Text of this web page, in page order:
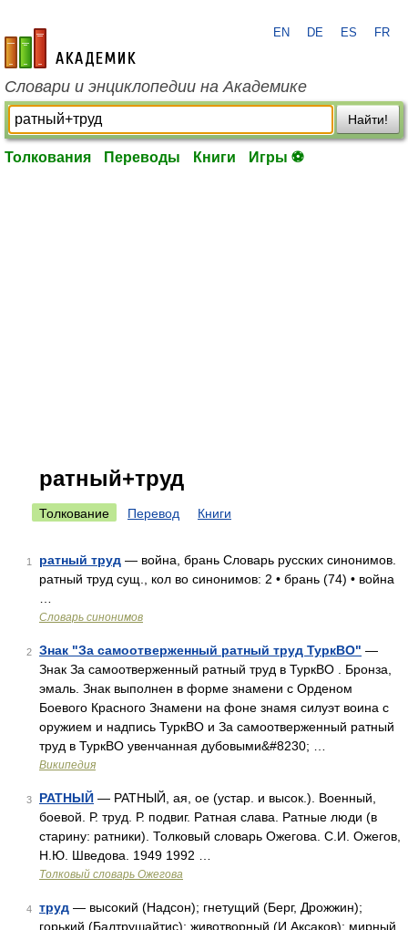
academic.ru
EN DE ES FR
Словари и энциклопедии на Академике
Найти!
Толкования Переводы Книги Игры ⚽
ратный+труд
Толкование Перевод Книги
1 ратный труд — война, брань Словарь русских синонимов.
ратный труд сущ., кол во синонимов: 2 • брань (74) • война
Словарь синонимов
2 Знак "За самоотверженный ратный труд ТуркВО" —
Знак За самоотверженный ратный труд в ТуркВО . Бронза,
эмаль. Знак выполнен в форме знамени с Орденом
Боевого Красного Знамени на фоне знамя силуэт воина с
оружием и надпись ТуркВО и За самоотверженный ратный
труд в ТуркВО увенчанная дубовыми&#8230; …
Википедия
3 РАТНЫЙ — РАТНЫЙ, ая, ое (устар. и высок.). Военный,
боевой. Р. труд. Р. подвиг. Ратная слава. Ратные люди (в
старину: ратники). Толковый словарь Ожегова. С.И. Ожегов,
Н.Ю. Шведова. 1949 1992 …
Толковый словарь Ожегова
4 труд — высокий (Надсон); гнетущий (Берг, Дрожжин);
горький (Балтрушайтис); животворный (И.Аксаков); мирный